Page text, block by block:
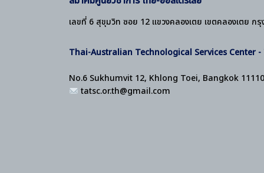
เลขที่ 6 สุขุมวิท ซอย 12 แขวงคลองเตย เขตคลองเตย ก
Thai-Australian Technological Services Center -
No.6 Sukhumvit 12, Khlong Toei, Bangkok 11110
tatsc.or.th@gmail.com